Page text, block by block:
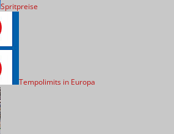
Spritpreise
Tempolimits in Europa